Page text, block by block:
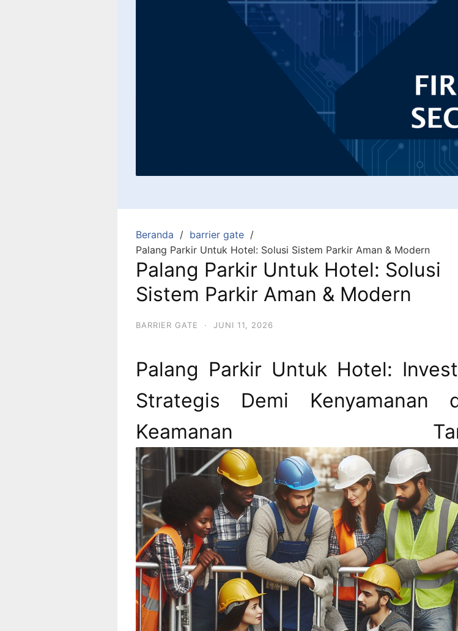
Beranda
barrier gate
Palang Parkir Untuk Hotel: Solusi Sistem Parkir Aman & Modern
Palang Parkir Untuk Hotel: Solusi
Sistem Parkir Aman & Modern
BARRIER GATE · JUNI 11, 2026
Palang Parkir Untuk Hotel:
Strategis Demi Kenyamanan
Keamanan